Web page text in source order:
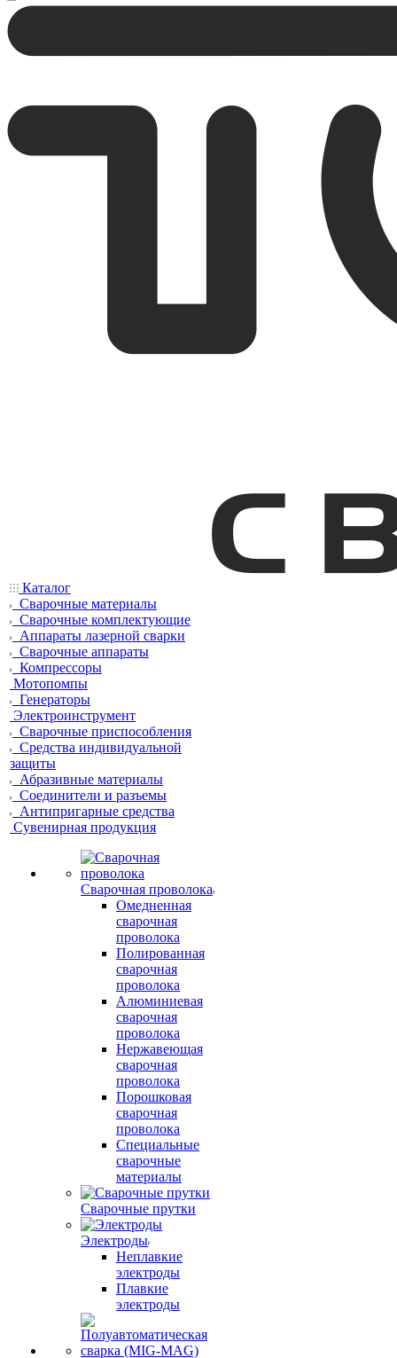
Каталог
Сварочные материалы
Сварочные комплектующие
Аппараты лазерной сварки
Сварочные аппараты
Компрессоры
Мотопомпы
Генераторы
Электроинструмент
Сварочные приспособления
Средства индивидуальной
защиты
Абразивные материалы
Соединители и разъемы
Антипригарные средства
Сувенирная продукция
Сварочная проволока
Омедненная
сварочная
проволока
Полированная
сварочная
проволока
Алюминиевая
сварочная
проволока
Нержавеющая
сварочная
проволока
Порошковая
сварочная
проволока
Специальные
сварочные
материалы
Сварочные прутки
Электроды
Неплавкие
электроды
Плавкие
электроды